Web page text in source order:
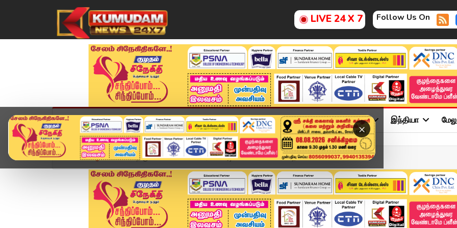
LIVE 24 X 7 Follow Us On
×
முகப்பு விளையாட்டு அண்மை தமிழ்நாடு சினிமா அரசியல் விளையாட்டு இந்தியா
Home ஆன்மிகம் திருவண்ணாமலையில் 2,668 அடி மலை உச்சியில் மகாதீப...